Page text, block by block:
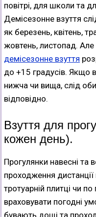
повітрі, для школи та
Демісезонне взуття
як березень, квітень,
жовтень, листопад. Але
демісезонне взуття
до +15 градусів. Якщо
нижча чи вища, слід
відповідно.
Взуття для
кожен день).
Прогулянки навесні та
проходження
тротуарній плитці чи
враховувати погодні